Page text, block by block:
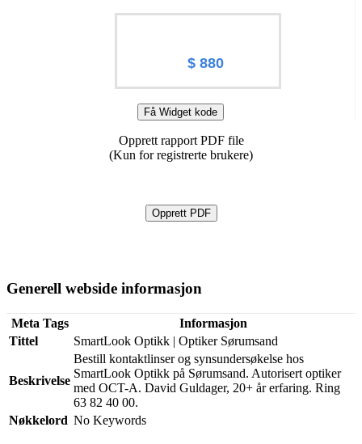
$ 880
Få Widget kode
Opprett rapport PDF file
(Kun for registrerte brukere)
Opprett PDF
Generell webside informasjon
Meta Tags
Informasjon
Tittel
SmartLook Optikk | Optiker Sørumsand
Beskrivelse
Bestill kontaktlinser og synsundersøkelse hos
SmartLook Optikk på Sørumsand. Autorisert optiker
med OCT-A. David Guldager, 20+ år erfaring. Ring
63 82 40 00.
Nøkkelord No Keywords